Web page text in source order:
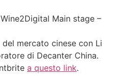
Main stage –
mercato cinese con Li
di Decanter China.
a questo link.